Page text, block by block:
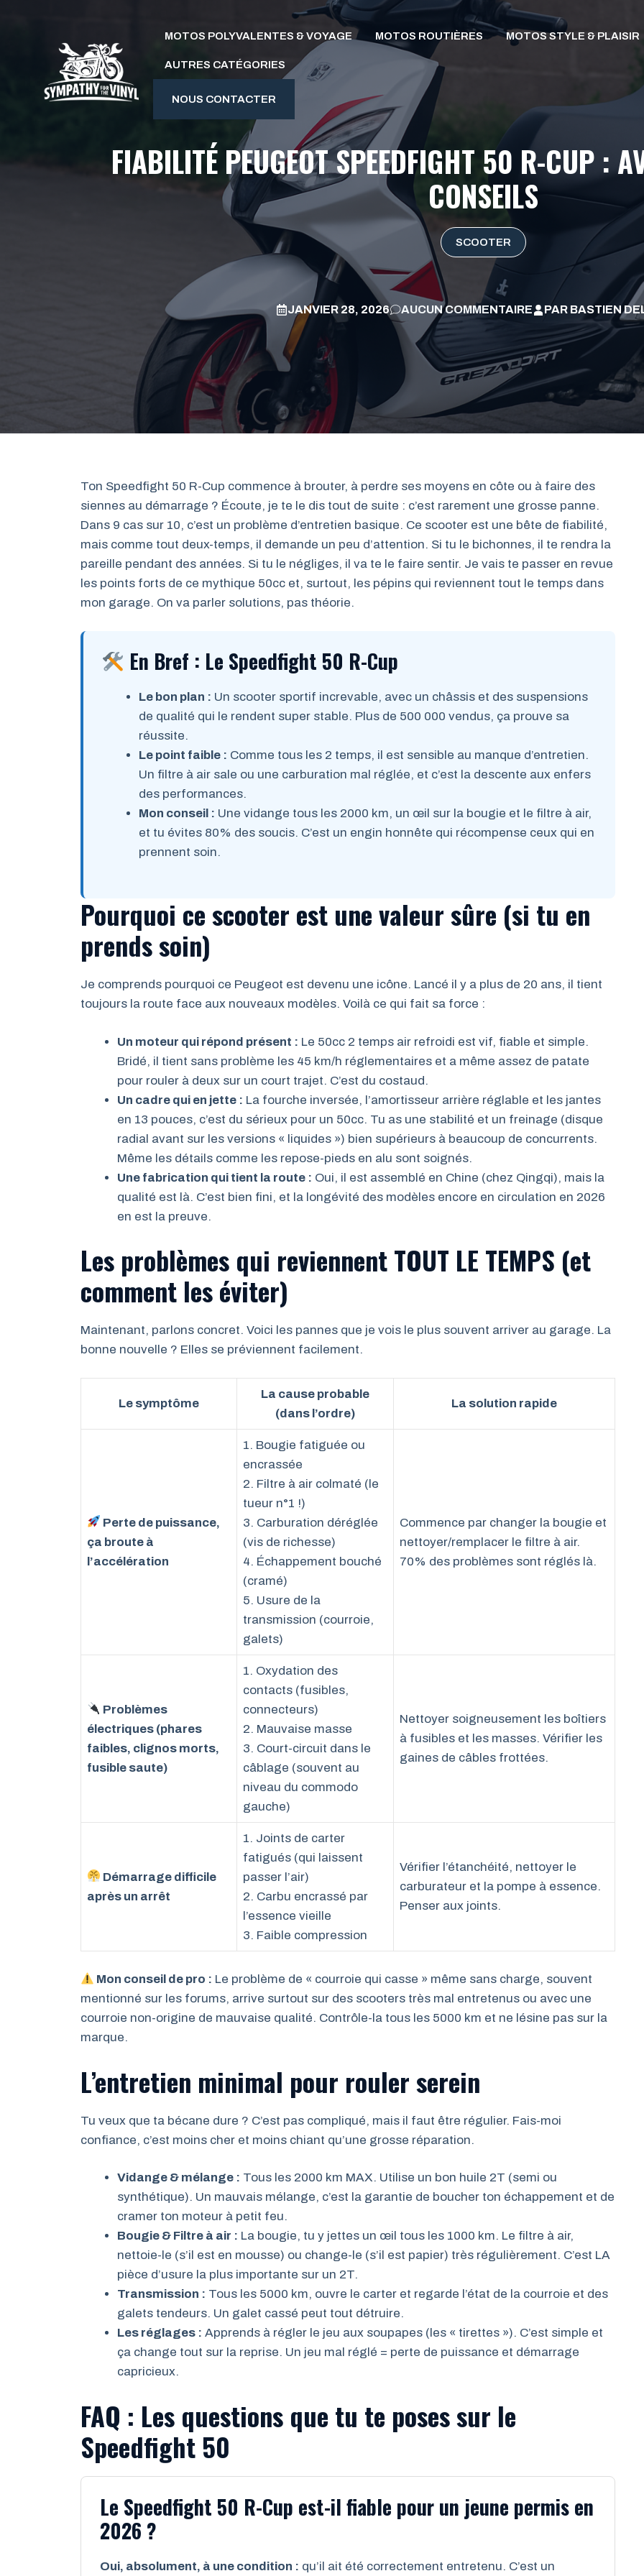
MOTOS POLYVALENTES & VOYAGE MOTOS ROUTIÈRES MOTOS STYLE & PLAISIR
AUTRES CATÉGORIES
NOUS CONTACTER
FIABILITÉ PEUGEOT SPEEDFIGHT 50 R-CUP :
CONSEILS
SCOOTER
JANVIER 28, 2026 AUCUN COMMENTAIRE PAR BASTIEN
Ton Speedfight 50 R-Cup commence à brouter, à perdre ses moyens en côte ou à faire des
siennes au démarrage ? Écoute, je te le dis tout de suite : c’est rarement une grosse panne.
Dans 9 cas sur 10, c’est un problème d’entretien basique. Ce scooter est une bête de fiabilité,
mais comme tout deux-temps, il demande un peu d’attention. Si tu le bichonnes, il te rendra la
pareille pendant des années. Si tu le négliges, il va te le faire sentir. Je vais te passer en revue
les points forts de ce mythique 50cc et, surtout, les pépins qui reviennent tout le temps dans
mon garage. On va parler solutions, pas théorie.
En Bref : Le Speedfight 50 R-Cup
Le bon plan : Un scooter sportif increvable, avec un châssis et des suspensions
de qualité qui le rendent super stable. Plus de 500 000 vendus, ça prouve sa
réussite.
Le point faible : Comme tous les 2 temps, il est sensible au manque d’entretien.
Un filtre à air sale ou une carburation mal réglée, et c’est la descente aux enfers
des performances.
Mon conseil : Une vidange tous les 2000 km, un œil sur la bougie et le filtre à air,
et tu évites 80% des soucis. C’est un engin honnête qui récompense ceux qui en
prennent soin.
Pourquoi ce scooter est une valeur sûre (si tu en
prends soin)
Je comprends pourquoi ce Peugeot est devenu une icône. Lancé il y a plus de 20 ans, il tient
toujours la route face aux nouveaux modèles. Voilà ce qui fait sa force :
Un moteur qui répond présent : Le 50cc 2 temps air refroidi est vif, fiable et simple.
Bridé, il tient sans problème les 45 km/h réglementaires et a même assez de patate
pour rouler à deux sur un court trajet. C’est du costaud.
Un cadre qui en jette : La fourche inversée, l’amortisseur arrière réglable et les jantes
en 13 pouces, c’est du sérieux pour un 50cc. Tu as une stabilité et un freinage (disque
radial avant sur les versions « liquides ») bien supérieurs à beaucoup de concurrents.
Même les détails comme les repose-pieds en alu sont soignés.
Une fabrication qui tient la route : Oui, il est assemblé en Chine (chez Qingqi), mais la
qualité est là. C’est bien fini, et la longévité des modèles encore en circulation en 2026
en est la preuve.
Les problèmes qui reviennent TOUT LE TEMPS (et
comment les éviter)
Maintenant, parlons concret. Voici les pannes que je vois le plus souvent arriver au garage. La
bonne nouvelle ? Elles se préviennent facilement.
Le symptôme
La cause probable
(dans l’ordre)
La solution rapide
Perte de puissance,
ça broute à
l’accélération
1. Bougie fatiguée ou
encrassée
2. Filtre à air colmaté (le
tueur n°1 !)
3. Carburation déréglée
(vis de richesse)
4. Échappement bouché
(cramé)
5. Usure de la
transmission (courroie,
galets)
Commence par changer la bougie et
nettoyer/remplacer le filtre à air.
70% des problèmes sont réglés là.
Problèmes
électriques (phares
faibles, clignos morts,
fusible saute)
1. Oxydation des
contacts (fusibles,
connecteurs)
2. Mauvaise masse
3. Court-circuit dans le
câblage (souvent au
niveau du commodo
gauche)
Nettoyer soigneusement les boîtiers
à fusibles et les masses. Vérifier les
gaines de câbles frottées.
Démarrage difficile
après un arrêt
1. Joints de carter
fatigués (qui laissent
passer l’air)
2. Carbu encrassé par
l’essence vieille
3. Faible compression
Vérifier l’étanchéité, nettoyer le
carburateur et la pompe à essence.
Penser aux joints.
Mon conseil de pro : Le problème de « courroie qui casse » même sans charge, souvent
mentionné sur les forums, arrive surtout sur des scooters très mal entretenus ou avec une
courroie non-origine de mauvaise qualité. Contrôle-la tous les 5000 km et ne lésine pas sur la
marque.
L’entretien minimal pour rouler serein
Tu veux que ta bécane dure ? C’est pas compliqué, mais il faut être régulier. Fais-moi
confiance, c’est moins cher et moins chiant qu’une grosse réparation.
Vidange & mélange : Tous les 2000 km MAX. Utilise un bon huile 2T (semi ou
synthétique). Un mauvais mélange, c’est la garantie de boucher ton échappement et de
cramer ton moteur à petit feu.
Bougie & Filtre à air : La bougie, tu y jettes un œil tous les 1000 km. Le filtre à air,
nettoie-le (s’il est en mousse) ou change-le (s’il est papier) très régulièrement. C’est LA
pièce d’usure la plus importante sur un 2T.
Transmission : Tous les 5000 km, ouvre le carter et regarde l’état de la courroie et des
galets tendeurs. Un galet cassé peut tout détruire.
Les réglages : Apprends à régler le jeu aux soupapes (les « tirettes »). C’est simple et
ça change tout sur la reprise. Un jeu mal réglé = perte de puissance et démarrage
capricieux.
FAQ : Les questions que tu te poses sur le
Speedfight 50
Le Speedfight 50 R-Cup est-il fiable pour un jeune permis en
2026 ?
Oui, absolument, à une condition : qu’il ait été correctement entretenu. C’est un